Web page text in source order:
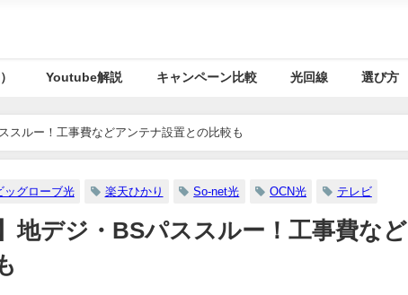
Youtube解説 キャンペーン比較 光回線 選び方
スルー！工事費などアンテナ設置との比較も
ッグローブ光 楽天ひかり So-net光 OCN光 テレビ
地デジ・BSパススルー！工事費など